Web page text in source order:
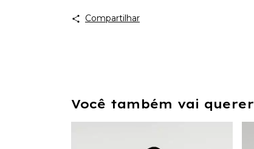
Compartilhar
Você também vai querer